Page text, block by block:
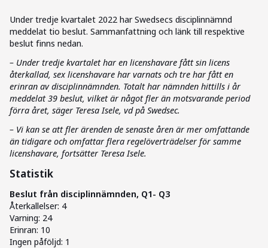
Under tredje kvartalet 2022 har Swedsecs disciplinnämnd
meddelat tio beslut. Sammanfattning och länk till respektive
beslut finns nedan.
– Under tredje kvartalet har en licenshavare fått sin licens
återkallad, sex licenshavare har varnats och tre har fått en
erinran av disciplinnämnden. Totalt har nämnden hittills i år
meddelat 39 beslut, vilket är något fler än motsvarande period
förra året, säger Teresa Isele, vd på Swedsec.
– Vi kan se att fler ärenden de senaste åren är mer omfattande
än tidigare och omfattar flera regelöverträdelser för samme
licenshavare, fortsätter Teresa Isele.
Statistik
Beslut från disciplinnämnden, Q1- Q3
Återkallelser: 4
Varning: 24
Erinran: 10
Ingen påföljd: 1